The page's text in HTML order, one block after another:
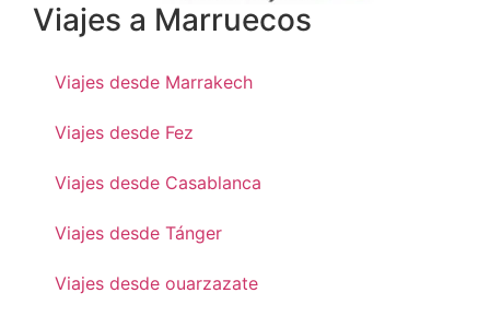
Viajes a Marruecos
Viajes desde Marrakech
Viajes desde Fez
Viajes desde Casablanca
Viajes desde Tánger
Viajes desde ouarzazate